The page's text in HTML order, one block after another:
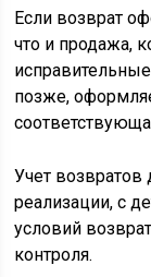
Если возврат
что и продажа,
позже,
Учет возвратов
реализации, с
условий
контроля.